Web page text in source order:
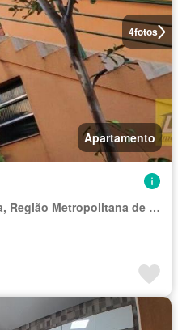
4fotos
Apartamento
Região Imediata de Sorocaba, Região Metropolitana de Sorocaba